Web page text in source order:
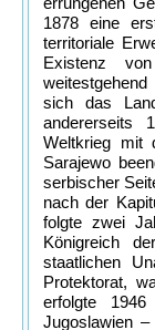
1878 eine
territoriale
Existenz
sich das
andererseits
Weltkrieg mit
Sarajewo
serbischer
nach der
folgte zwei
Königreich
staatlichen
Protektorat,
erfolgte
Jugoslawien